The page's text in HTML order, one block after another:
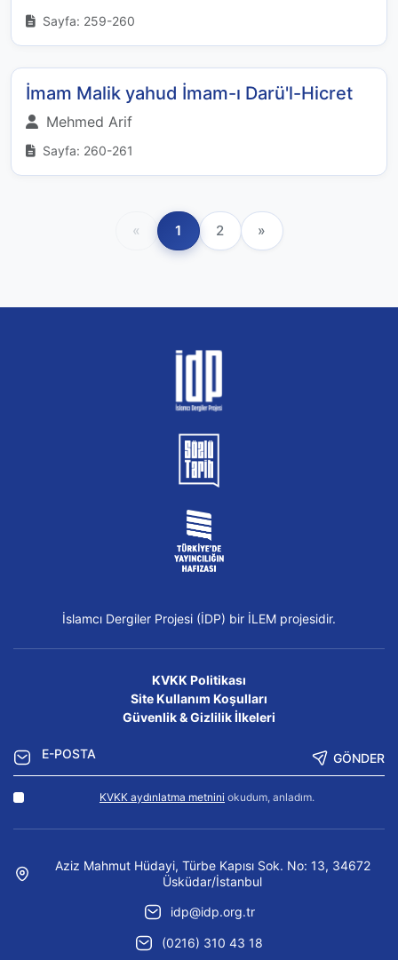
Sayfa: 259-260
İmam Malik yahud İmam-ı Darü'l-Hicret
Mehmed Arif
Sayfa: 260-261
« 1 2 »
İslamcı Dergiler Projesi (İDP) bir İLEM projesidir.
KVKK Politikası
Site Kullanım Koşulları
Güvenlik & Gizlilik İlkeleri
GÖNDER
KVKK aydınlatma metnini okudum, anladım.
Aziz Mahmut Hüdayi, Türbe Kapısı Sok. No: 13, 34672
Üsküdar/İstanbul
idp@idp.org.tr
(0216) 310 43 18